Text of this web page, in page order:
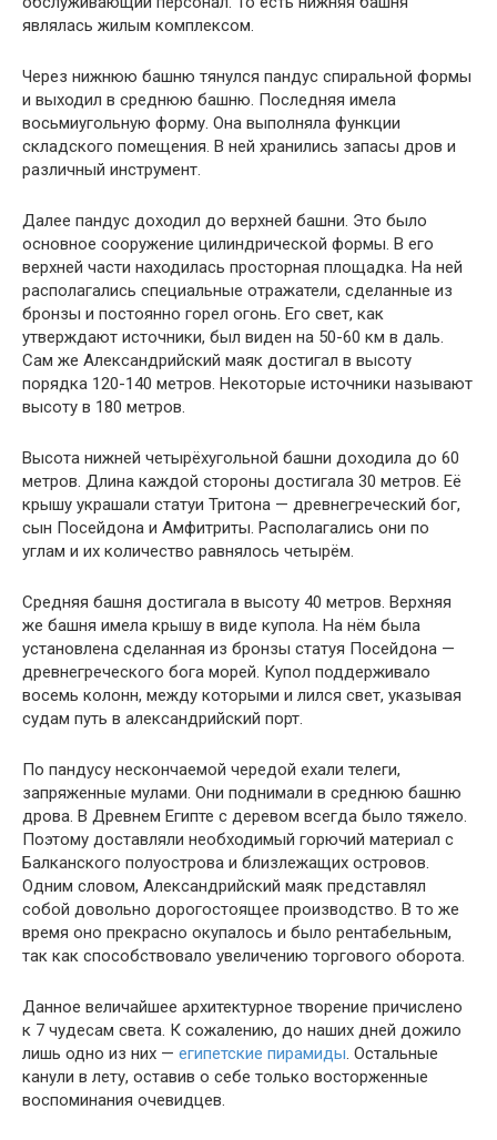
являлась жилым комплексом.
Через нижнюю башню тянулся пандус спиральной формы
и выходил в среднюю башню. Последняя имела
восьмиугольную форму. Она выполняла функции
складского помещения. В ней хранились запасы дров и
различный инструмент.
Далее пандус доходил до верхней башни. Это было
основное сооружение цилиндрической формы. В его
верхней части находилась просторная площадка. На ней
располагались специальные отражатели, сделанные из
бронзы и постоянно горел огонь. Его свет, как
утверждают источники, был виден на 50-60 км в даль.
Сам же Александрийский маяк достигал в высоту
порядка 120-140 метров. Некоторые источники называют
высоту в 180 метров.
Высота нижней четырёхугольной башни доходила до 60
метров. Длина каждой стороны достигала 30 метров. Её
крышу украшали статуи Тритона — древнегреческий бог,
сын Посейдона и Амфитриты. Располагались они по
углам и их количество равнялось четырём.
Средняя башня достигала в высоту 40 метров. Верхняя
же башня имела крышу в виде купола. На нём была
установлена сделанная из бронзы статуя Посейдона —
древнегреческого бога морей. Купол поддерживало
восемь колонн, между которыми и лился свет, указывая
судам путь в александрийский порт.
По пандусу нескончаемой чередой ехали телеги,
запряженные мулами. Они поднимали в среднюю башню
дрова. В Древнем Египте с деревом всегда было тяжело.
Поэтому доставляли необходимый горючий материал с
Балканского полуострова и близлежащих островов.
Одним словом, Александрийский маяк представлял
собой довольно дорогостоящее производство. В то же
время оно прекрасно окупалось и было рентабельным,
так как способствовало увеличению торгового оборота.
Данное величайшее архитектурное творение причислено
к 7 чудесам света. К сожалению, до наших дней дожило
лишь одно из них — египетские пирамиды. Остальные
канули в лету, оставив о себе только восторженные
воспоминания очевидцев.